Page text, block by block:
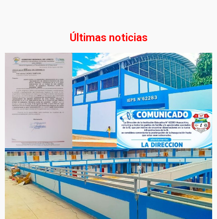
Últimas noticias